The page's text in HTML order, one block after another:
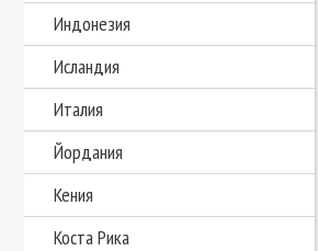
Индонезия
Исландия
Италия
Йордания
Кения
Коста Рика